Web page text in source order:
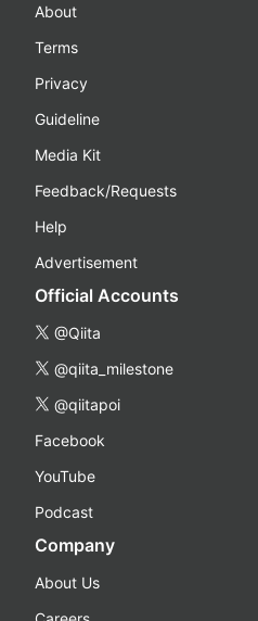
About
Terms
Privacy
Guideline
Media Kit
Feedback/Requests
Help
Advertisement
Official Accounts
@Qiita
@qiita_milestone
@qiitapoi
Facebook
YouTube
Podcast
Company
About Us